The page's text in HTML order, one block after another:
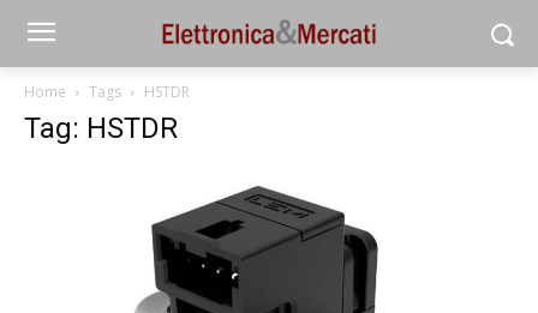
Home Tags HSTDR
Tag: HSTDR